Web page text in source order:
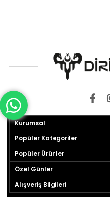
Kurumsal
Popüler Kategoriler
Popüler Ürünler
Özel Günler
Alışveriş Bilgileri